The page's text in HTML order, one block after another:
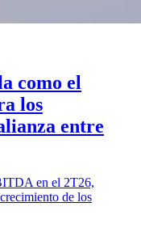
como el
los
entre